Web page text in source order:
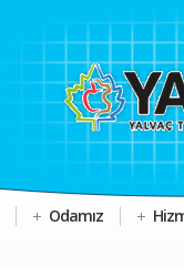
Odamız